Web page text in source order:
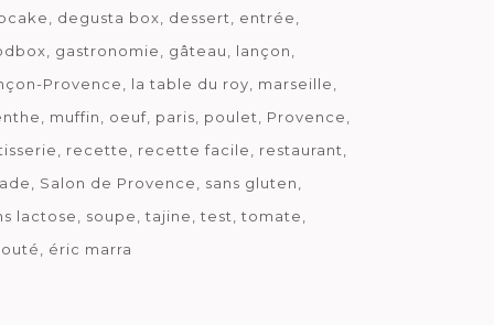
degusta box dessert
entrée
gastronomie gâteau
lançon
Provence
la table du roy
marseille
muffin oeuf paris poulet
Provence
recette recette facile
restaurant
Salon de Provence
sans gluten
lactose
soupe tajine test
tomate
éric marra